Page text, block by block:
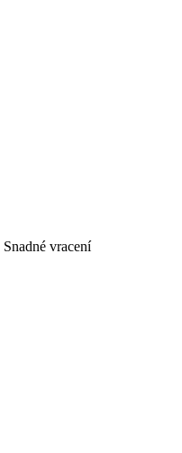
Snadné vracení